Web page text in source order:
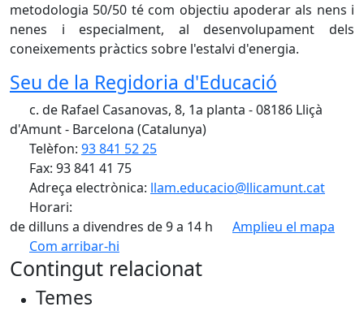
metodologia 50/50 té com objectiu apoderar als nens i
nenes i especialment, al desenvolupament dels
coneixements pràctics sobre l'estalvi d'energia.
Seu de la Regidoria d'Educació
c. de Rafael Casanovas, 8, 1a planta - 08186 Lliçà
d'Amunt - Barcelona (Catalunya)
Telèfon: 93 841 52 25
Fax: 93 841 41 75
Adreça electrònica: llam.educacio@llicamunt.cat
Horari:
de dilluns a divendres de 9 a 14 h
Amplieu el mapa
Com arribar-hi
+
Contingut relacionat
Temes